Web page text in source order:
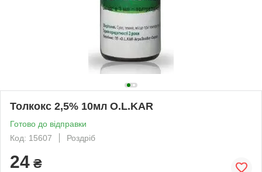
Толкокс 2,5% 10мл O.L.KAR
Готово до відправки
Код: 15607
Роздріб
24 ₴